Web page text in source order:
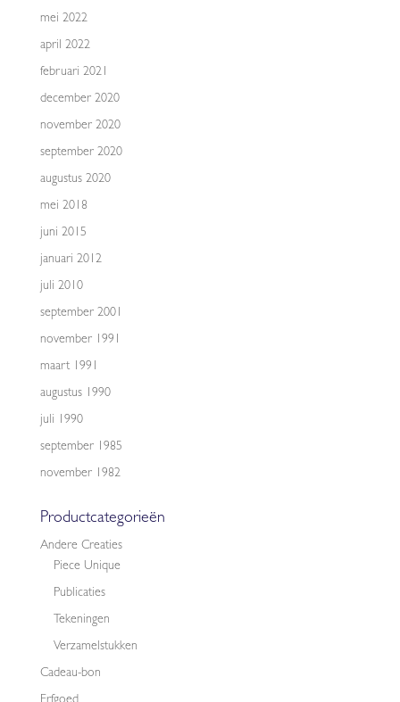
mei 2022
april 2022
februari 2021
december 2020
november 2020
september 2020
augustus 2020
mei 2018
juni 2015
januari 2012
juli 2010
september 2001
november 1991
maart 1991
augustus 1990
juli 1990
september 1985
november 1982
Productcategorieën
Andere Creaties
Piece Unique
Publicaties
Tekeningen
Verzamelstukken
Cadeau-bon